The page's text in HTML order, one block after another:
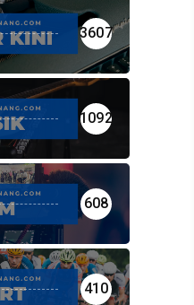
3607
1092
608
410